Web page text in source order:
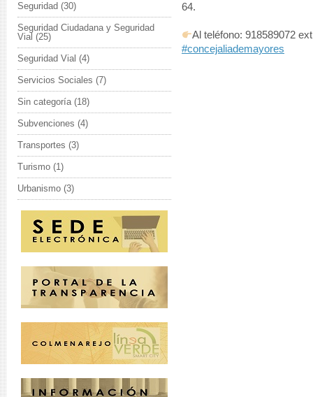
64.
Al teléfono: 918589072
#concejaliademayores
Seguridad (30)
Seguridad Ciudadana y Seguridad
Vial (25)
Seguridad Vial (4)
Servicios Sociales (7)
Sin categoría(18)
Subvenciones (4)
Transportes (3)
Turismo (1)
Urbanismo (3)